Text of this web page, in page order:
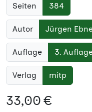
Seiten 384
Autor Jürgen
Auflage 3.
Verlag mitp
33,00 €